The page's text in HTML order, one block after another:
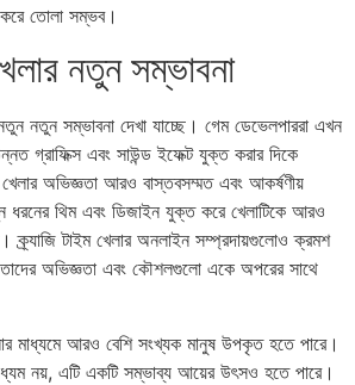
তোলা সম্ভব।
নতুন সম্ভাবনা
নতুন সম্ভাবনা দেখা যাচ্ছে। গেম ডেভেলপাররা এখন
গ্রাফিক্স এবং সাউন্ড ইফেক্ট যুক্ত করার দিকে
অভিজ্ঞতা আরও বাস্তবসম্মত এবং আকর্ষণীয়
ধরনের থিম এবং ডিজাইন যুক্ত করে খেলাটিকে আরও
ক্র্যাজি টাইম খেলার অনলাইন সম্প্রদায়গুলোও ক্রমশ
তাদের অভিজ্ঞতা এবং কৌশলগুলো একে অপরের সাথে
মাধ্যমে আরও বেশি সংখ্যক মানুষ উপকৃত হতে পারে।
নয়, এটি একটি সম্ভাব্য আয়ের উৎসও হতে পারে।